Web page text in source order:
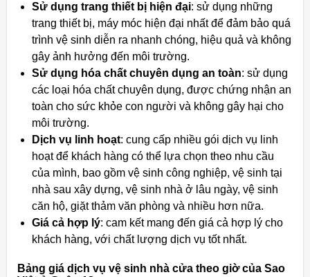
Sử dụng trang thiết bị hiện đại: sử dụng những
trang thiết bị, máy móc hiện đại nhất để đảm bảo quá
trình vệ sinh diễn ra nhanh chóng, hiệu quả và không
gây ảnh hưởng đến môi trường.
Sử dụng hóa chất chuyên dụng an toàn: sử dụng
các loại hóa chất chuyên dụng, được chứng nhận an
toàn cho sức khỏe con người và không gây hại cho
môi trường.
Dịch vụ linh hoạt: cung cấp nhiều gói dịch vụ linh
hoạt để khách hàng có thể lựa chọn theo nhu cầu
của mình, bao gồm vệ sinh công nghiệp, vệ sinh tại
nhà sau xây dựng, vệ sinh nhà ở lâu ngày, vệ sinh
căn hộ, giặt thảm văn phòng và nhiều hơn nữa.
Giá cả hợp lý: cam kết mang đến giá cả hợp lý cho
khách hàng, với chất lượng dịch vụ tốt nhất.
Bảng giá dịch vụ vệ sinh nhà cửa theo giờ của Sao